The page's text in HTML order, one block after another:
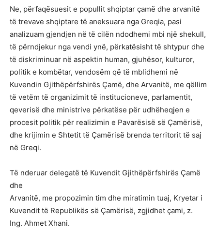
Ne, përfaqësuesit e popullit shqiptar çamë dhe arvanitë
të trevave shqiptare të aneksuara nga Greqia, pasi
analizuam gjendjen në të cilën ndodhemi mbi një shekull,
të përndjekur nga vendi ynë, përkatësisht të shtypur dhe
të diskriminuar në aspektin human, gjuhësor, kulturor,
politik e kombëtar, vendosëm që të mblidhemi në
Kuvendin Gjithëpërfshirës Çamë, dhe Arvanitë, me qëllim
të vetëm të organizimit të institucioneve, parlamentit,
qeverisë dhe ministrive përkatëse për udhëheqjen e
procesit politik për realizimin e Pavarësisë së Çamërisë,
dhe krijimin e Shtetit të Çamërisë brenda territorit të saj
në Greqi.
Të nderuar delegatë të Kuvendit Gjithëpërfshirës Çamë
dhe
Arvanitë, me propozimin tim dhe miratimin tuaj, Kryetar i
Kuvendit të Republikës së Çamërisë, zgjidhet çami, z.
Ing. Ahmet Xhani.